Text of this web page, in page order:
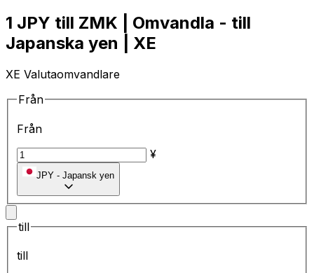
1 JPY till ZMK | Omvandla - till
Japanska yen | XE
XE Valutaomvandlare
Från
Från
¥
JPY - Japansk yen
till
till